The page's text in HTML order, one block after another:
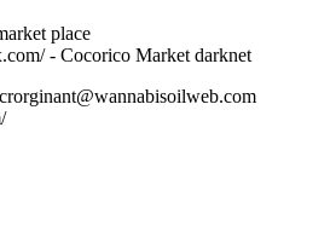
place
- Cocorico Market darknet